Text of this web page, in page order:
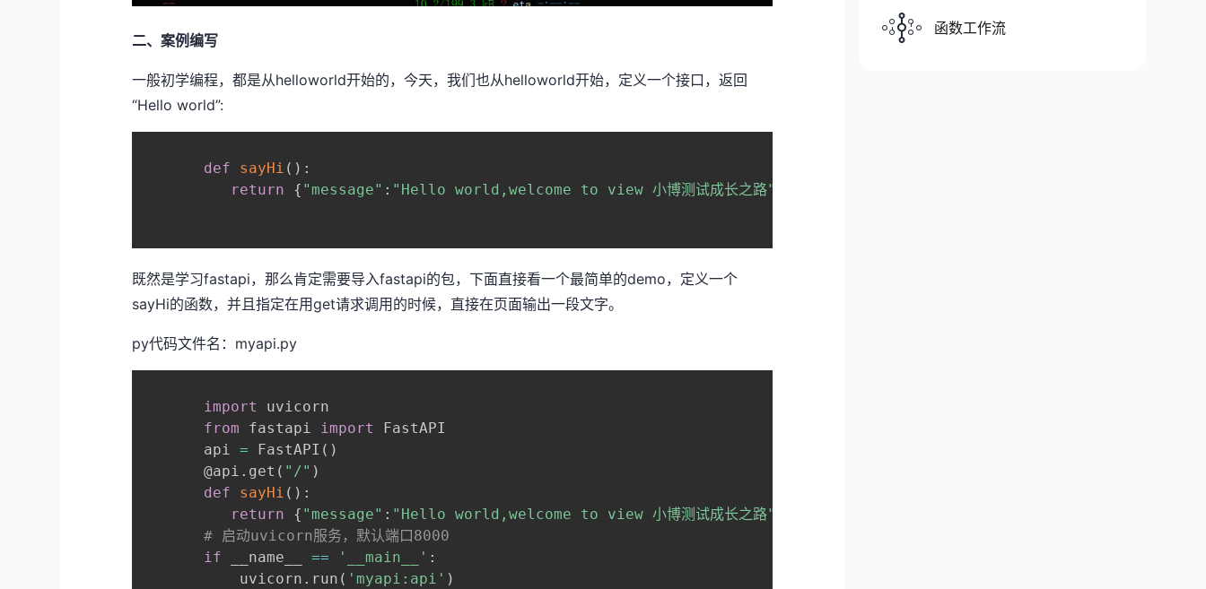
二、案例编写
一般初学编程，都是从helloworld开始的，今天，我们也从helloworld开始，定义一个接口，返回
“Hello world”:
def sayHi ( ) :
return
{ "message" : "Hello world,welcome to view 小博测试成长之路"
既然是学习fastapi，那么肯定需要导入fastapi的包，下面直接看一个最简单的demo，定义一个
sayHi的函数，并且指定在用get请求调用的时候，直接在页面输出一段文字。
py代码文件名：myapi.py
import
uvicorn
from fastapi import
FastAPI
       api
= FastAPI ( )
@api . get ( "/" )
def
sayHi ( ) :
return
{ "message" : "Hello world,welcome to view 小博测试成长之路"
# 启动uvicorn服务，默认端口8000
if __name__ == '__main__' :
           uvicorn
. run ( 'myapi:api' )
函数工作流